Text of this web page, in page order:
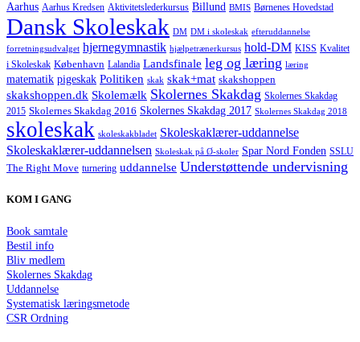
Aarhus Aarhus Kredsen Aktivitetslederkursus Billund BMIS Børnenes Hovedstad
Dansk Skoleskak DM DM i skoleskak efteruddannelse
forretningsudvalget hjernegymnastik hjælpetrænerkursus hold-DM KISS Kvalitet
i Skoleskak København Lalandia Landsfinale leg og læring læring
matematik pigeskak Politiken skak skak+mat skakshoppen
skakshoppen.dk Skolemælk Skolernes Skakdag Skolernes Skakdag
2015 Skolernes Skakdag 2016 Skolernes Skakdag 2017 Skolernes Skakdag 2018
skoleskak skoleskakbladet Skoleskaklærer-uddannelse
Skoleskaklærer-uddannelsen Skoleskak på Ø-skoler Spar Nord Fonden SSLU
The Right Move turnering uddannelse Understøttende undervisning
KOM I GANG
Book samtale
Bestil info
Bliv medlem
Skolernes Skakdag
Uddannelse
Systematisk læringsmetode
CSR Ordning